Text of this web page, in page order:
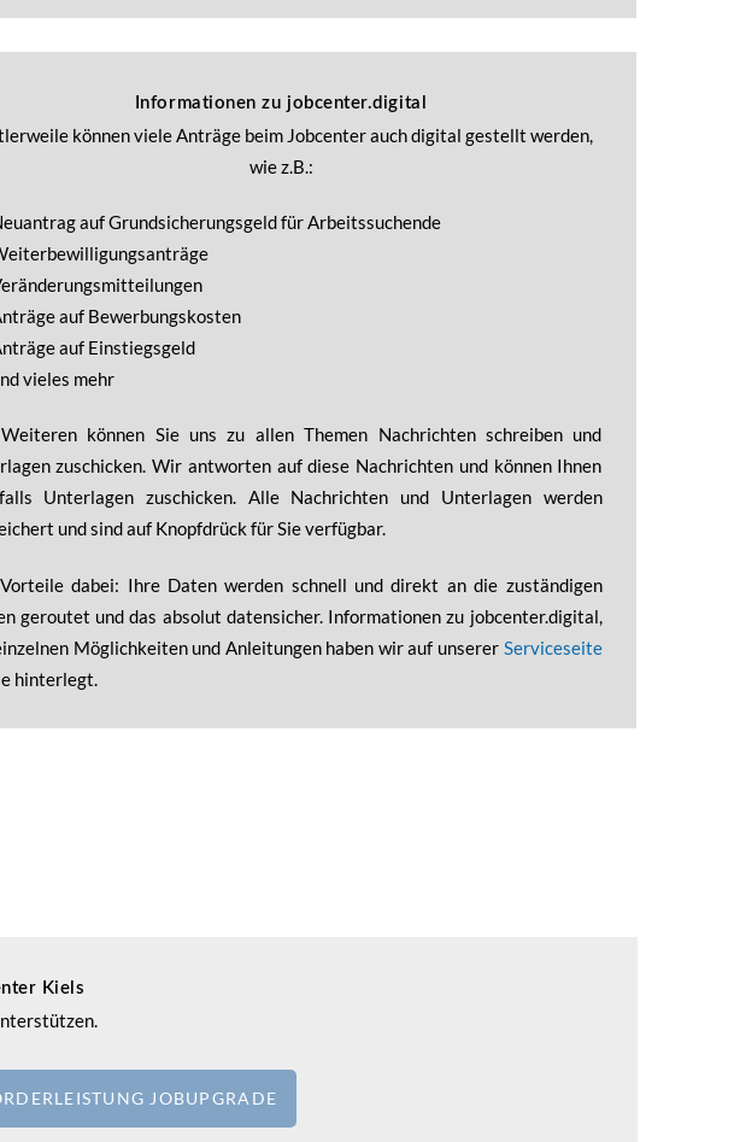
Informationen zu jobcenter.digital
können viele Anträge beim Jobcenter auch digital gestellt werden,
wie z.B.:
auf Grundsicherungsgeld für Arbeitssuchende
auf Bewerbungskosten
auf Einstiegsgeld
vieles mehr
können Sie uns zu allen Themen Nachrichten schreiben und
zuschicken. Wir antworten auf diese Nachrichten und können Ihnen
Unterlagen zuschicken. Alle Nachrichten und Unterlagen werden
und sind auf Knopfdrück für Sie verfügbar.
dabei: Ihre Daten werden schnell und direkt an die zuständigen
geroutet und das absolut datensicher. Informationen zu jobcenter.digital,
Möglichkeiten und Anleitungen haben wir auf unserer Serviceseite
hinterlegt.
Kiels
JOBUPGRADE